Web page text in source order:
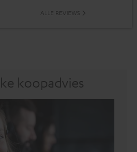
ALLE REVIEWS
koopadvies